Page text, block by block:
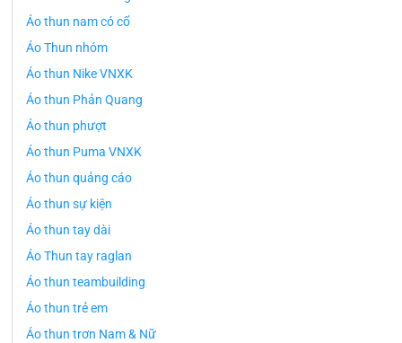
Áo thun nam có cổ
Áo Thun nhóm
Áo thun Nike VNXK
Áo thun Phản Quang
Áo thun phượt
Áo thun Puma VNXK
Áo thun quảng cáo
Áo thun sự kiện
Áo thun tay dài
Áo Thun tay raglan
Áo thun teambuilding
Áo thun trẻ em
Áo thun trơn Nam & Nữ